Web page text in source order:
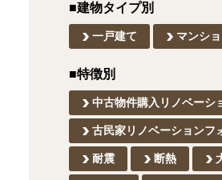
■建物タイプ別
一戸建て マンシ
■特徴別
中古物件購入リノベーシ
古民家リノベーションフ
耐震 断熱